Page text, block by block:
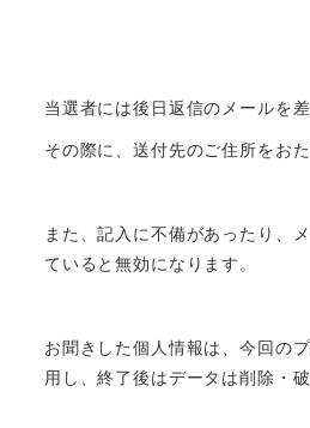
当選者には後日返信のメールを差
その際に、送付先のご住所をおた
また、記入に不備があったり、
ていると無効になります。
お聞きした個人情報は、今回の
用し、終了後はデータは削除・破